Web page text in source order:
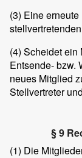
(3) Eine
(4) Scheidet ein
Entsende- bzw.
neues Mitglied
Stellvertreter
§ 9
(1) Die